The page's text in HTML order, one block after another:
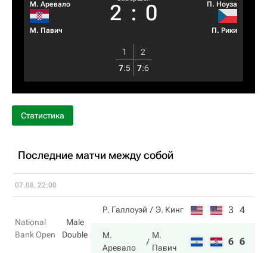
М. Аревало
М. Павич
2 : 0 П. Ноуза
П. Рики
1
2
7:5 7:6
Статистика
Последние матчи между собой
07.08, 22:00
National
Bank Open
Male
Double
Р. Галлоуэй Э. Кинг 3 4
М.
Аревало
М.
Павич
6 6